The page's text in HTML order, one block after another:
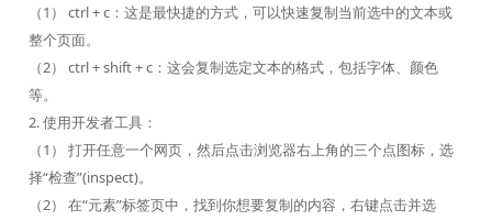
（1） ctrl + c：这是最快捷的方式，可以快速复制当前选中的文本或
整个页面。
（2） ctrl + shift + c：这会复制选定文本的格式，包括字体、颜色
等。
2. 使用开发者工具：
（1） 打开任意一个网页，然后点击浏览器右上角的三个点图标，选
择“检查”(inspect)。
（2） 在“元素”标签页中，找到你想要复制的内容，右键点击并选